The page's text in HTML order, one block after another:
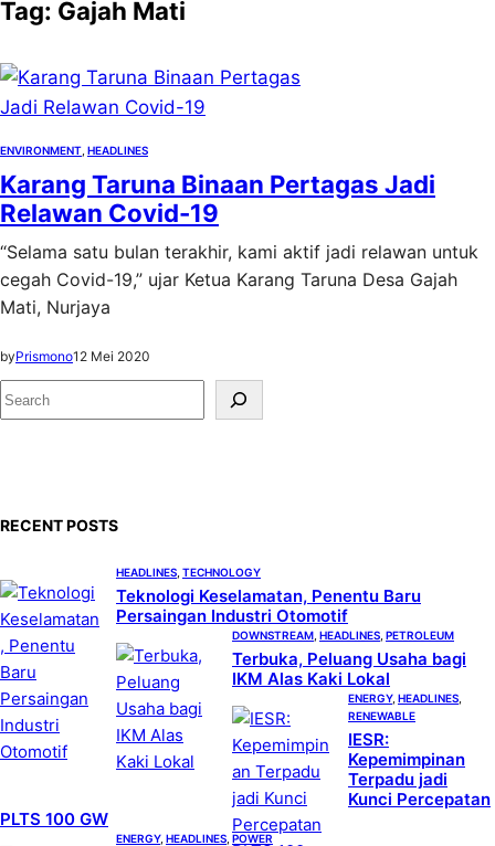
Tag: Gajah Mati
ENVIRONMENT HEADLINES
Karang Taruna Binaan Pertagas Jadi
Relawan Covid-19
“Selama satu bulan terakhir, kami aktif jadi relawan untuk
cegah Covid-19,” ujar Ketua Karang Taruna Desa Gajah
Mati, Nurjaya
byPrismono12 Mei 2020
S
e
RECENT POSTS
HEADLINES TECHNOLOGY
Teknologi Keselamatan, Penentu Baru
Persaingan Industri Otomotif
DOWNSTREAM HEADLINES PETROLEUM
Terbuka, Peluang Usaha bagi
IKM Alas Kaki Lokal
ENERGY, HEADLINES
RENEWABLE
IESR:
Kepemimpinan
Terpadu jadi
Kunci Percepatan
PLTS 100 GW
ENERGY, HEADLINES POWER